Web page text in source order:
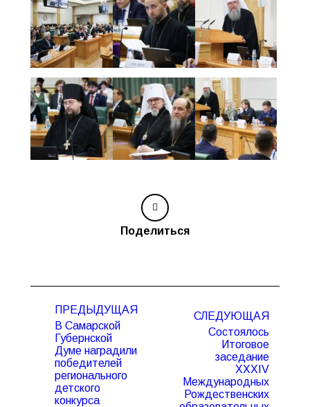
Поделиться
записям
ПРЕДЫДУЩАЯ
Предыдущая
запись:
В Самарской
Губернской
Думе наградили
победителей
регионального
детского
конкурса
СЛЕДУЮЩАЯ
Следующая
запись:
Состоялось
Итоговое
заседание
XXХIV
Международных
Рождественских